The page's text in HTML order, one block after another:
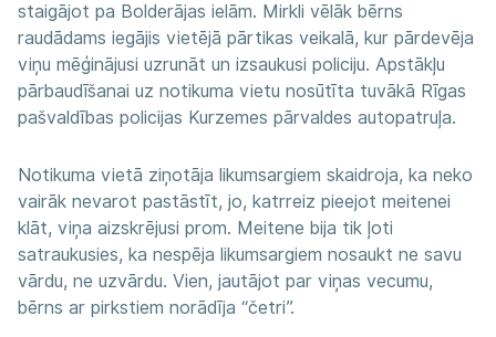
staigājot pa Bolderājas ielām. Mirkli vēlāk bērns
raudādams iegājis vietējā pārtikas veikalā, kur pārdevēja
viņu mēģinājusi uzrunāt un izsaukusi policiju. Apstākļu
pārbaudīšanai uz notikuma vietu nosūtīta tuvākā Rīgas
pašvaldības policijas Kurzemes pārvaldes autopatruļa.
Notikuma vietā ziņotāja likumsargiem skaidroja, ka neko
vairāk nevarot pastāstīt, jo, katrreiz pieejot meitenei
klāt, viņa aizskrējusi prom. Meitene bija tik ļoti
satraukusies, ka nespēja likumsargiem nosaukt ne savu
vārdu, ne uzvārdu. Vien, jautājot par viņas vecumu,
bērns ar pirkstiem norādīja “četri”.